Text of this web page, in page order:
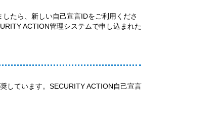
たら、新しい自己宣言IDをご利用くださ
ACTION管理システムで申し込まれた
しています。SECURITY ACTION自己宣言